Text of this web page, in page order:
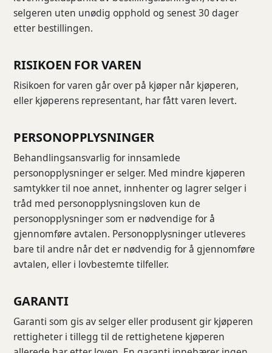
selgeren uten unødig opphold og senest 30 dager
etter bestillingen.
RISIKOEN FOR VAREN
Risikoen for varen går over på kjøper når kjøperen,
eller kjøperens representant, har fått varen levert.
PERSONOPPLYSNINGER
Behandlingsansvarlig for innsamlede
personopplysninger er selger. Med mindre kjøperen
samtykker til noe annet, innhenter og lagrer selger i
tråd med personopplysningsloven kun de
personopplysninger som er nødvendige for å
gjennomføre avtalen. Personopplysninger utleveres
bare til andre når det er nødvendig for å gjennomføre
avtalen, eller i lovbestemte tilfeller.
GARANTI
Garanti som gis av selger eller produsent gir kjøperen
rettigheter i tillegg til de rettighetene kjøperen